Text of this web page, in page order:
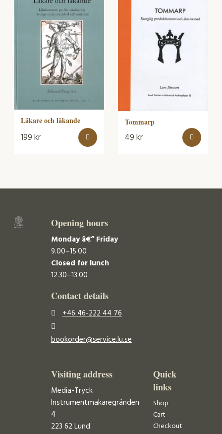
Läkare och läkande
199kr
Tommarp
49kr
Opening hours
Monday â€“ Friday
9.00–15.00
Closed for lunch
12.30–13.00
Contact details
+46 46-222 44 76
bookorder@service.lu.se
Visiting address
Media-Tryck
Instrumentmakaregränden
4
223 62 Lund
Quick
links
Shop
Cart
Checkout